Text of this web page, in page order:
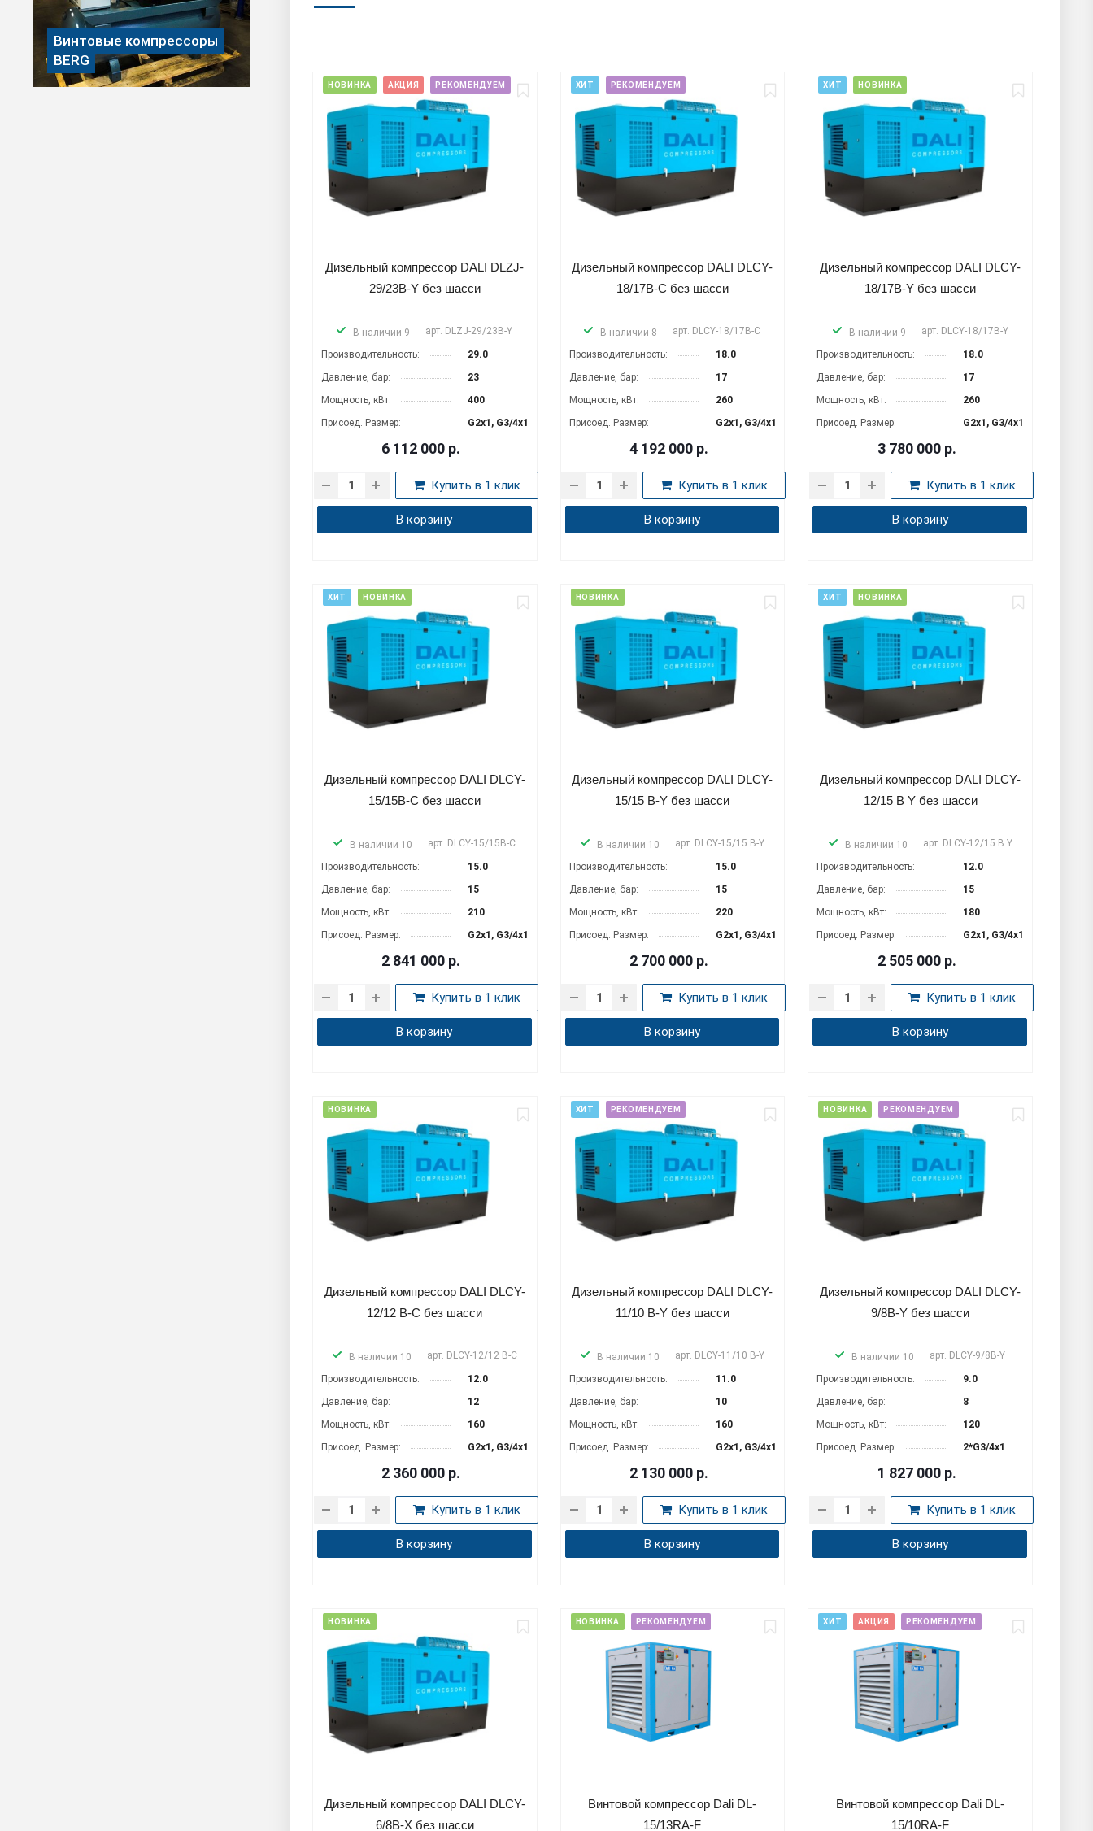
НОВИНКА АКЦИЯ РЕКОМЕНДУЕМ
Дизельный компрессор DALI DLZJ-
29/23B-Y без шасси
В наличии 9 арт. DLZJ-29/23B-Y
Производительность:
29.0
Давление, бар:
23
Мощность, кВт:
400
Присоед. Размер:
G2x1, G3/4x1
6 112 000 р.
Купить в 1 клик
В корзину
ХИТ РЕКОМЕНДУЕМ
Дизельный компрессор DALI DLCY-
18/17B-C без шасси
В наличии 8 арт. DLCY-18/17B-C
Производительность:
18.0
Давление, бар:
17
Мощность, кВт:
260
Присоед. Размер:
G2x1, G3/4x1
4 192 000 р.
Купить в 1 клик
В корзину
ХИТ НОВИНКА
Дизельный компрессор DALI DLCY-
18/17B-Y без шасси
В наличии 9 арт. DLCY-18/17B-Y
Производительность:
18.0
Давление, бар:
17
Мощность, кВт:
260
Присоед. Размер:
G2x1, G3/4x1
3 780 000 р.
Купить в 1 клик
В корзину
ХИТ НОВИНКА
Дизельный компрессор DALI DLCY-
15/15B-C без шасси
В наличии 10 арт. DLCY-15/15B-C
Производительность:
15.0
Давление, бар:
15
Мощность, кВт:
210
Присоед. Размер:
G2x1, G3/4x1
2 841 000 р.
Купить в 1 клик
В корзину
НОВИНКА
Дизельный компрессор DALI DLCY-
15/15 B-Y без шасси
В наличии 10 арт. DLCY-15/15 B-Y
Производительность:
15.0
Давление, бар:
15
Мощность, кВт:
220
Присоед. Размер:
G2x1, G3/4x1
2 700 000 р.
Купить в 1 клик
В корзину
ХИТ НОВИНКА
Дизельный компрессор DALI DLCY-
12/15 B Y без шасси
В наличии 10 арт. DLCY-12/15 B Y
Производительность:
12.0
Давление, бар:
15
Мощность, кВт:
180
Присоед. Размер:
G2x1, G3/4x1
2 505 000 р.
Купить в 1 клик
В корзину
НОВИНКА
Дизельный компрессор DALI DLCY-
12/12 B-C без шасси
В наличии 10 арт. DLCY-12/12 B-C
Производительность:
12.0
Давление, бар:
12
Мощность, кВт:
160
Присоед. Размер:
G2x1, G3/4x1
2 360 000 р.
Купить в 1 клик
В корзину
ХИТ РЕКОМЕНДУЕМ
Дизельный компрессор DALI DLCY-
11/10 B-Y без шасси
В наличии 10 арт. DLCY-11/10 B-Y
Производительность:
11.0
Давление, бар:
10
Мощность, кВт:
160
Присоед. Размер:
G2x1, G3/4x1
2 130 000 р.
Купить в 1 клик
В корзину
НОВИНКА РЕКОМЕНДУЕМ
Дизельный компрессор DALI DLCY-
9/8B-Y без шасси
В наличии 10 арт. DLCY-9/8B-Y
Производительность:
9.0
Давление, бар:
8
Мощность, кВт:
120
Присоед. Размер:
2*G3/4x1
1 827 000 р.
Купить в 1 клик
В корзину
НОВИНКА
Дизельный компрессор DALI DLCY-
6/8B-X без шасси
НОВИНКА РЕКОМЕНДУЕМ
Винтовой компрессор Dali DL-
15/13RA-F
ХИТ АКЦИЯ РЕКОМЕНДУЕМ
Винтовой компрессор Dali DL-
15/10RA-F
Винтовые компрессоры
BERG